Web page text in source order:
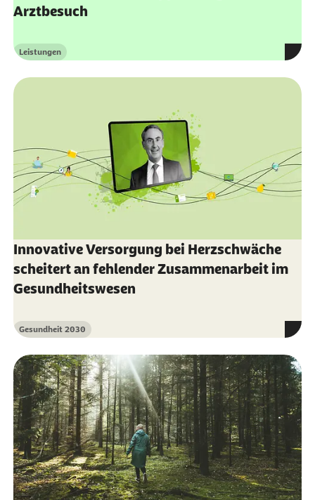
Arztbesuch
Kategorie
Leistungen
Innovative Versorgung bei Herzschwäche
scheitert an fehlender Zusammenarbeit im
Gesundheitswesen
Kategorie
Gesundheit 2030